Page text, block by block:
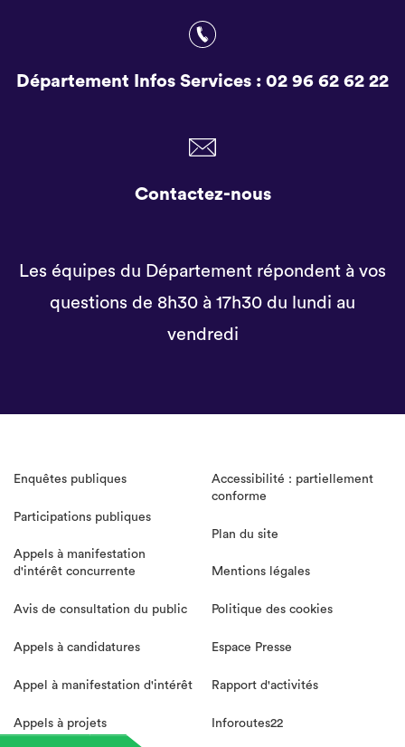
Département Infos Services : 02 96 62 62 22
Contactez-nous
Les équipes du Département répondent à vos
questions de 8h30 à 17h30 du lundi au
vendredi
Enquêtes publiques
Participations publiques
Appels à manifestation
d'intérêt concurrente
Avis de consultation du public
Appels à candidatures
Appel à manifestation d'intérêt
Appels à projets
Accessibilité : partiellement
conforme
Plan du site
Mentions légales
Politique des cookies
Espace Presse
Rapport d'activités
Inforoutes22